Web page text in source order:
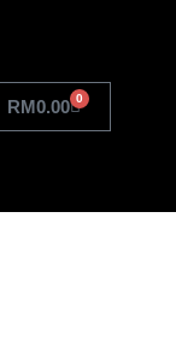
RM0.00 0